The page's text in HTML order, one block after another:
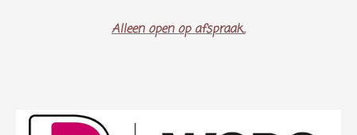
Alleen open op afspraak..